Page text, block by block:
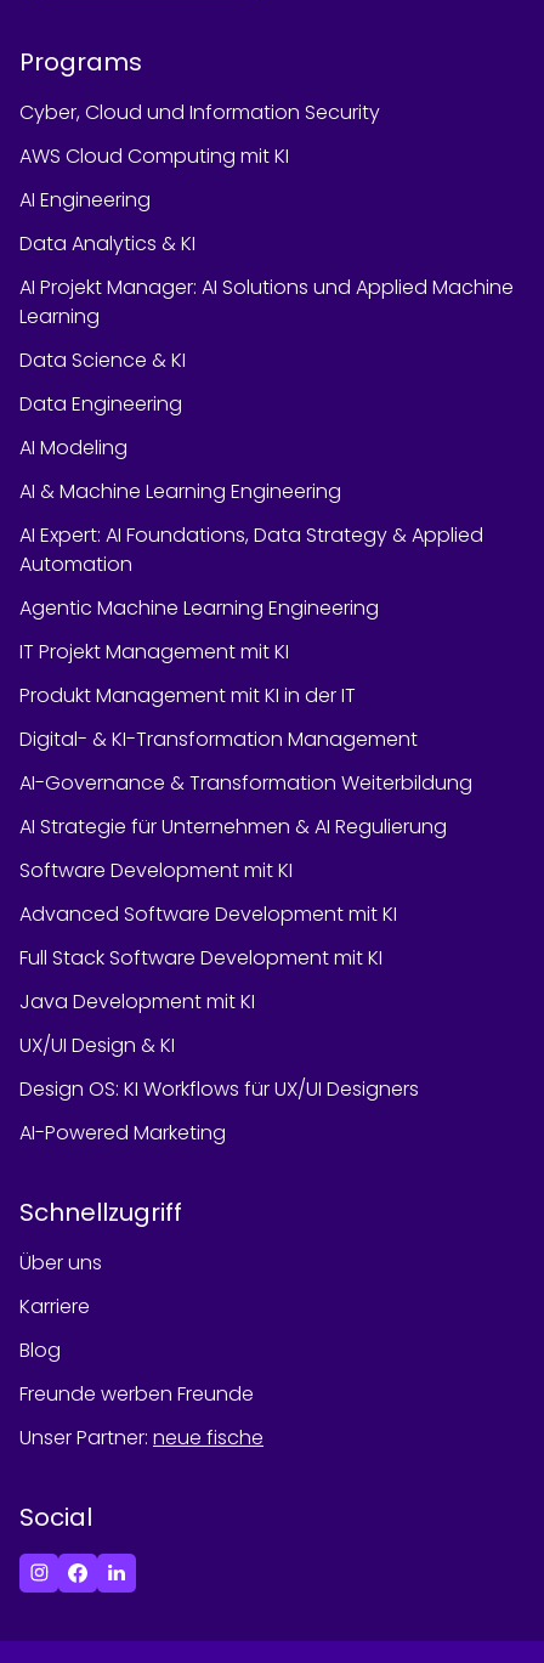
Programs
Cyber, Cloud und Information Security
AWS Cloud Computing mit KI
AI Engineering
Data Analytics & KI
AI Projekt Manager: AI Solutions und Applied Machine
Learning
Data Science & KI
Data Engineering
AI Modeling
AI & Machine Learning Engineering
AI Expert: AI Foundations, Data Strategy & Applied
Automation
Agentic Machine Learning Engineering
IT Projekt Management mit KI
Produkt Management mit KI in der IT
Digital- & KI-Transformation Management
AI-Governance & Transformation Weiterbildung
AI Strategie für Unternehmen & AI Regulierung
Software Development mit KI
Advanced Software Development mit KI
Full Stack Software Development mit KI
Java Development mit KI
UX/UI Design & KI
Design OS: KI Workflows für UX/UI Designers
AI-Powered Marketing
Schnellzugriff
Über uns
Karriere
Blog
Freunde werben Freunde
Unser Partner: neue fische
Social